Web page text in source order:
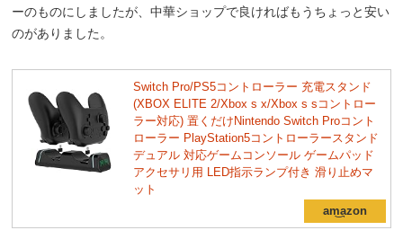
ーのものにしましたが、中華ショップで良ければもうちょっと安い
のがありました。
Switch Pro/PS5コントローラー 充電スタンド
(XBOX ELITE 2/Xbox s x/Xbox s sコントロー
ラー対応) 置くだけNintendo Switch Proコント
ローラー PlayStation5コントローラースタンド
デュアル 対応ゲームコンソール ゲームパッド
アクセサリ用 LED指示ランプ付き 滑り止めマ
ット